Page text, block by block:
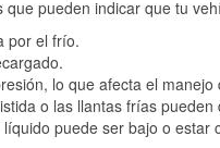
pueden indicar que tu
por el frío.
lo que afecta el manejo
o las llantas frías pueden
puede ser bajo o estar